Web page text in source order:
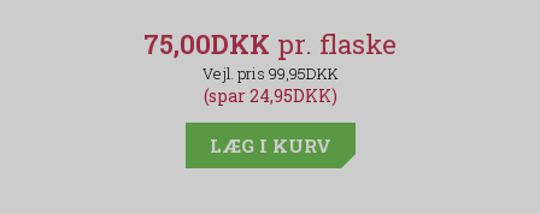
75,00DKK
99,95DKK
(spar 24,95DKK)
LÆG I KURV